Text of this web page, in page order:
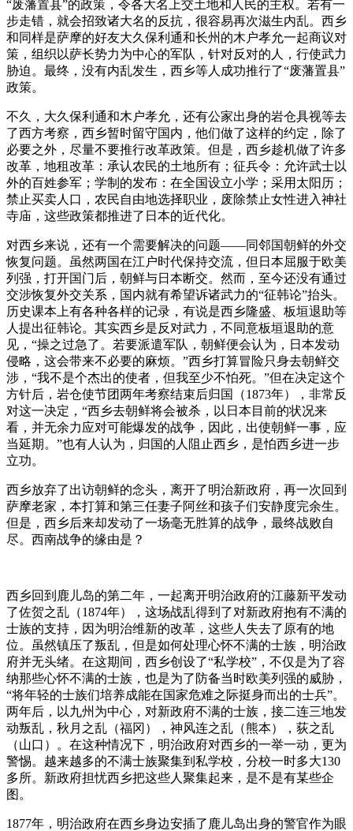
“废藩置县”的政策，令各大名上交土地和人民的主权。若有一
步走错，就会招致诸大名的反抗，很容易再次滋生内乱。西乡
和同样是萨摩的好友大久保利通和长州的木户孝允一起商议对
策，组织以萨长势力为中心的军队，针对反对的人，行使武力
胁迫。最终，没有内乱发生，西乡等人成功推行了“废藩置县”
政策。
不久，大久保利通和木户孝允，还有公家出身的岩仓具视等去
了西方考察，西乡暂时留守国内，他们做了这样的约定，除了
必要之外，尽量不要推行改革政策。但是，西乡趁机做了许多
改革，地租改革：承认农民的土地所有；征兵令：允许武士以
外的百姓参军；学制的发布：在全国设立小学；采用太阳历；
禁止买卖人口，农民自由地选择职业，废除禁止女性进入神社
寺庙，这些政策都推进了日本的近代化。
对西乡来说，还有一个需要解决的问题——同邻国朝鲜的外交
恢复问题。虽然两国在江户时代保持交流，但日本屈服于欧美
列强，打开国门后，朝鲜与日本断交。然而，至今还没有通过
交涉恢复外交关系，国内就有希望诉诸武力的“征韩论”抬头。
历史课本上有各种各样的记录，有说是西乡隆盛、板垣退助等
人提出征韩论。其实西乡是反对武力，不同意板垣退助的意
见，“操之过急了。若要派遣军队，朝鲜便会认为，日本发动
侵略，这会带来不必要的麻烦。”西乡打算冒险只身去朝鲜交
涉，“我不是个杰出的使者，但我至少不怕死。”但在决定这个
方针后，岩仓使节团两年考察结束后归国（1873年），非常反
对这一决定，“西乡去朝鲜将会被杀，以日本目前的状况来
看，并无余力应对可能爆发的战争，因此，出使朝鲜一事，应
当延期。”也有人认为，归国的人阻止西乡，是怕西乡进一步
立功。
西乡放弃了出访朝鲜的念头，离开了明治新政府，再一次回到
萨摩老家，本打算和第三任妻子阿丝和孩子们安静度完余生。
但是，西乡后来却发动了一场毫无胜算的战争，最终战败自
尽。西南战争的缘由是？
西乡回到鹿儿岛的第二年，一起离开明治政府的江藤新平发动
了佐贺之乱（1874年），这场战乱得到了对新政府抱有不满的
士族的支持，因为明治维新的改革，这些人失去了原有的地
位。虽然镇压了叛乱，但是如何处理心怀不满的士族，明治政
府并无头绪。在这期间，西乡创设了“私学校”，不仅是为了容
纳那些心怀不满的士族，也是为了防备当时欧美列强的威胁，
“将年轻的士族们培养成能在国家危难之际挺身而出的士兵”。
两年后，以九州为中心，对新政府不满的士族，接二连三地发
动叛乱，秋月之乱（福冈），神风连之乱（熊本），荻之乱
（山口）。在这种情况下，明治政府对西乡的一举一动，更为
警惕。越来越多的不满士族聚集到私学校，分校一时多大130
多所。新政府担忧西乡把这些人聚集起来，是不是有某些企
图。
1877年，明治政府在西乡身边安插了鹿儿岛出身的警官作为眼